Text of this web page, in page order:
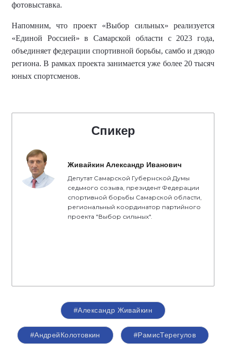
фотовыставка.
Напомним, что проект «Выбор сильных» реализуется
«Единой Россией» в Самарской области с 2023 года,
объединяет федерации спортивной борьбы, самбо и дзюдо
региона. В рамках проекта занимается уже более 20 тысяч
юных спортсменов.
Спикер
Живайкин Александр Иванович
Депутат Самарской Губернской Думы
седьмого созыва, президент Федерации
спортивной борьбы Самарской области,
региональный координатор партийного
проекта "Выбор сильных".
#Александр Живайкин
#АндрейКолотовкин #РамисТерегулов